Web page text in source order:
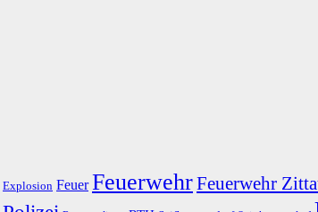
Explosion Feuer FeuerwehrFeuerwehr